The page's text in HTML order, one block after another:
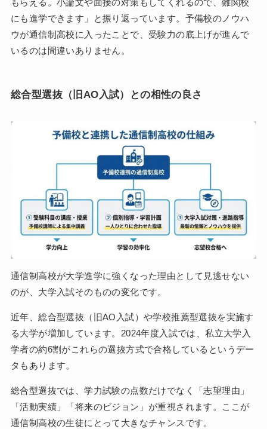
にも進学できます」と振り返っています。予備校のノウハ
ウが通信制高校に入ったことで、受験力の底上げが進んで
いるのは間違いありません。
総合型選抜（旧AO入試）との相性の良さ
通信制高校が大学進学に強くなった理由として見逃せない
のが、大学入試そのものの変化です。
近年、総合型選抜（旧AO入試）や学校推薦型選抜を実施す
る大学が増加しています。2024年度入試では、私立大学入
学者の約6割がこれらの選抜方式で合格しているというデー
タもあります。
総合型選抜では、学力試験の点数だけでなく「志望理由」
「活動実績」「将来のビジョン」が重視されます。ここが
通信制高校の生徒にとって大きなチャンスです。